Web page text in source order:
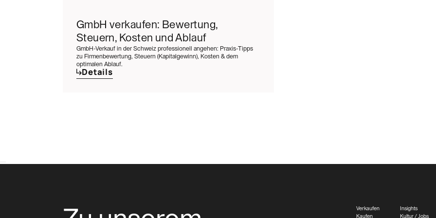
GmbH verkaufen: Bewertung,
Steuern, Kosten und Ablauf
GmbH-Verkauf in der Schweiz professionell angehen: Praxis-Tipps
zu Firmenbewertung, Steuern (Kapitalgewinn), Kosten & dem
optimalen Ablauf.
Details
Verkaufen
Kaufen
Insights
Kultur / Jobs